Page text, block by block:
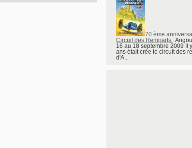
70 ème
Circuit des Remparts :
16 au 18 septembre 2009 Il
ans était crée le circuit des
d'A...